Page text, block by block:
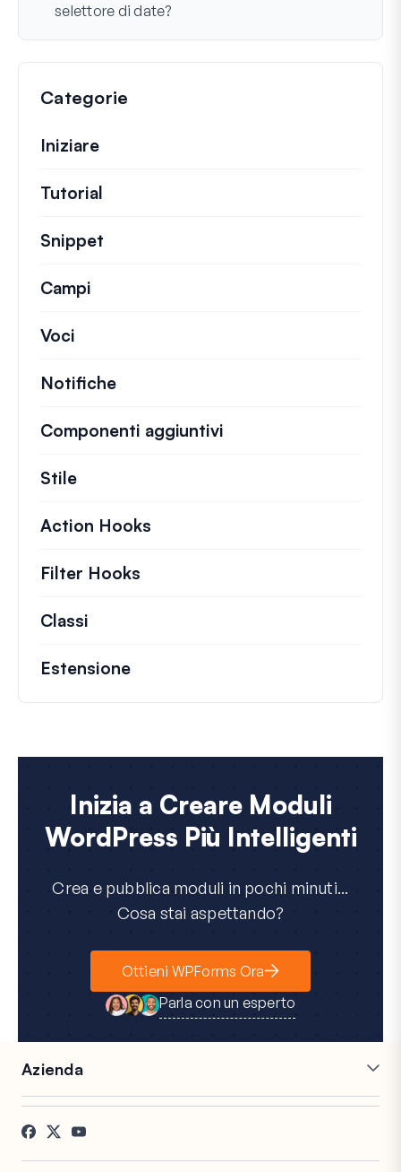
selettore di date?
Categorie
Iniziare
Tutorial
Snippet
Campi
Voci
Notifiche
Componenti aggiuntivi
Stile
Action Hooks
Filter Hooks
Classi
Estensione
Inizia a Creare Moduli
WordPress Più Intelligenti
Crea e pubblica moduli in pochi minuti...
Cosa stai aspettando?
Ottieni WPForms Ora
Parla con un esperto
Azienda
Carriere
Testimonianze
Affiliati